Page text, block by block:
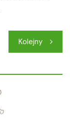
Kolejny